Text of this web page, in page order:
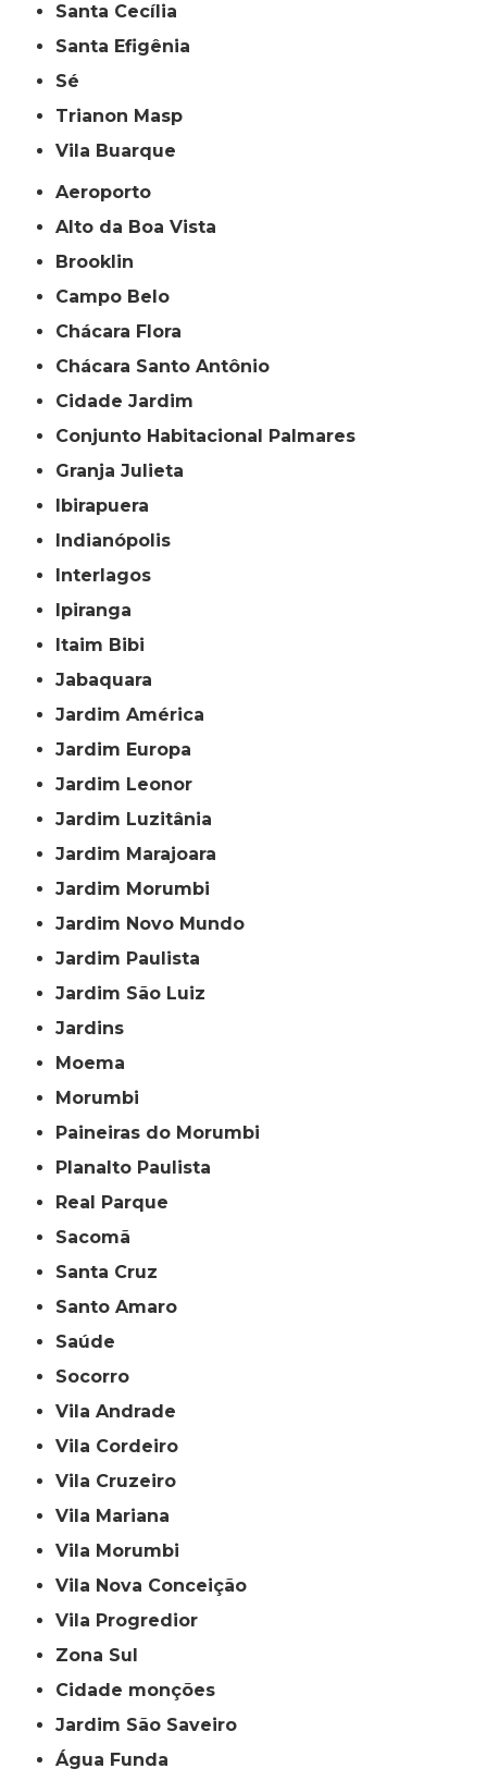
Santa Cecília
Santa Efigênia
Sé
Trianon Masp
Vila Buarque
Aeroporto
Alto da Boa Vista
Brooklin
Campo Belo
Chácara Flora
Chácara Santo Antônio
Cidade Jardim
Conjunto Habitacional Palmares
Granja Julieta
Ibirapuera
Indianópolis
Interlagos
Ipiranga
Itaim Bibi
Jabaquara
Jardim América
Jardim Europa
Jardim Leonor
Jardim Luzitânia
Jardim Marajoara
Jardim Morumbi
Jardim Novo Mundo
Jardim Paulista
Jardim São Luiz
Jardins
Moema
Morumbi
Paineiras do Morumbi
Planalto Paulista
Real Parque
Sacomã
Santa Cruz
Santo Amaro
Saúde
Socorro
Vila Andrade
Vila Cordeiro
Vila Cruzeiro
Vila Mariana
Vila Morumbi
Vila Nova Conceição
Vila Progredior
Zona Sul
cidade monções
jardim São Saveiro
Água Funda